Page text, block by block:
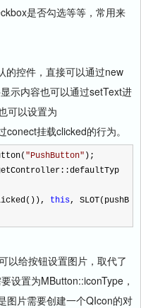
是否勾选等等，常用来
控件，直接可以通过new
示内容也可以通过setText进
可以设置为
挂载clicked的行为。
"PushButton" );
this, SLOT(pushB
给按钮设置图片，取代了
设置为MButton::iconType，
图片需要创建一个QIcon的对